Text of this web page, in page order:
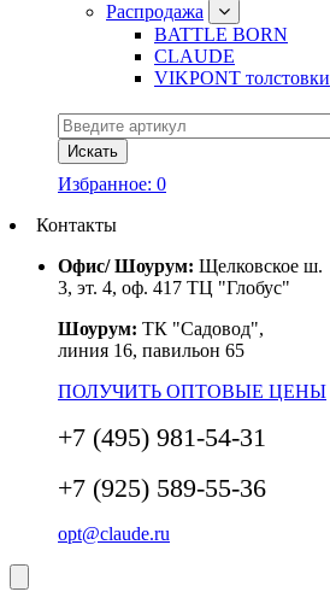
Распродажа
BATTLE BORN
CLAUDE
VIKPONT толстовки
Избранное: 0
Контакты
Офис/ Шоурум: Щелковское ш.
3, эт. 4, оф. 417 ТЦ "Глобус"
Шоурум: ТК "Садовод",
линия 16, павильон 65
ПОЛУЧИТЬ ОПТОВЫЕ ЦЕНЫ
+7 (495) 981-54-31
+7 (925) 589-55-36
opt@claude.ru